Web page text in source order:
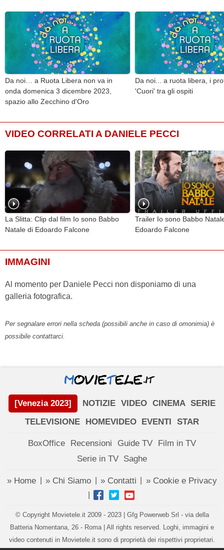
Da noi… a Ruota Libera non va in
onda domenica 3 dicembre 2023,
spazio allo Zecchino d'Oro
Da noi... a ruota libera, i
'Cuori' tra gli ospiti
VIDEO CORRELATI A DANIELE PECCI
La Slitta: Clip dal film Io sono Babbo
Natale di Edoardo Falcone
Trailer Io sono Babbo
Edoardo Falcone
IMMAGINI
Al momento per Daniele Pecci non disponiamo di una
galleria fotografica.
Per segnalare errori nella scheda (possibili anche in caso di omonimia) è
possibile contattarci.
[Venezia 2023] NOTIZIE VIDEO CINEMA SERIE
TELEVISIONE
HOMEVIDEO EVENTI STAR
BoxOffice Recensioni Guide TV
Film in TV
Serie in TV Saghe
» Home » Chi Siamo » Contatti » Cookie e Privacy
© Copyright Movietele.it 2009 - 2023 | Gfg Powerweb Srl - via della
Batteria Nomentana, 26 - Roma | All rights reserved. Loghi, immagini e
video contenuti in Movietele.it sono di proprietà dei rispettivi proprietari.